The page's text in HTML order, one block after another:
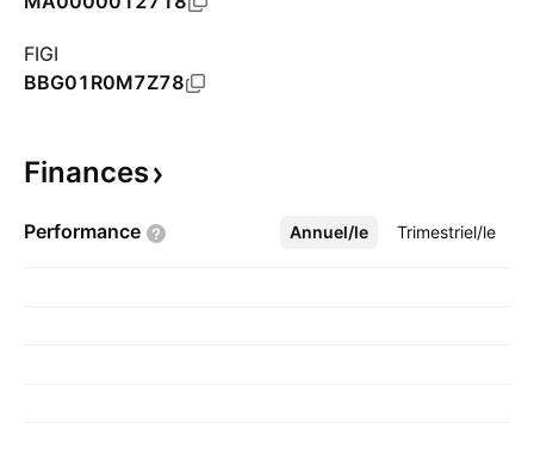
FIGI
BBG01R0M7Z78
Finances
Performance Annuel/le Trimestriel/le
Plus